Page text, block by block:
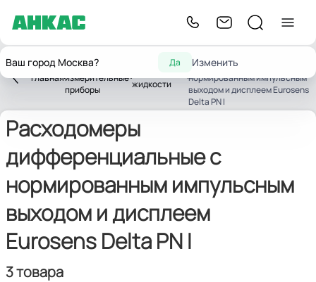
Ваш город Москва? Да Изменить
Главная
Контрольно-
измерительные
приборы
жидкости
дифференциальные с
нормированным импульсным
выходом и дисплеем Eurosens
Delta PN I
Расходомеры
дифференциальные с
нормированным импульсным
выходом и дисплеем
Eurosens Delta PN I
3 товара